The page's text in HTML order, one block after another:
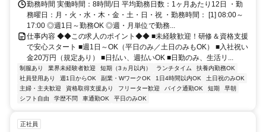
勤務時間 実働時間：8時間/日 平均勤務日数：1ヶ月あたり12日 ・勤
務曜日：月・火・水・木・金・土・日・祝 ・勤務時間： [1] 08:00～
17:00 ◎週1日～勤務OK ◎週・月単位で勤務...
仕事内容 ◆◆この求人のポイント◆◆ ■未経験歓迎！研修＆資格支援
で安心スタート ■週1日～OK（平日のみ／土日のみもOK） ■入社祝い
金20万円（規定あり） ■日払い、週払いOK ■日勤のみ、生活リ...
制服あり 業界未経験者歓迎 短期（3ヵ月以内） ランチタイム
扶養内勤務OK
社員登用あり
週1日からOK 副業・WワークOK 1日4時間以内OK
土日祝のみOK
主婦・主夫歓迎
資格取得支援あり フリーター歓迎 バイク通勤OK 短期
早朝
シフト自由
学歴不問 車通勤OK 平日のみOK
正社員